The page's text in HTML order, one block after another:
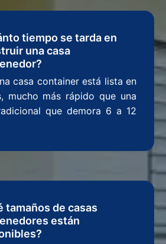
tiempo se tarda en
una casa
casa container está lista en
mucho más rápido que una
que demora 6 a 12
tamaños de casas
están